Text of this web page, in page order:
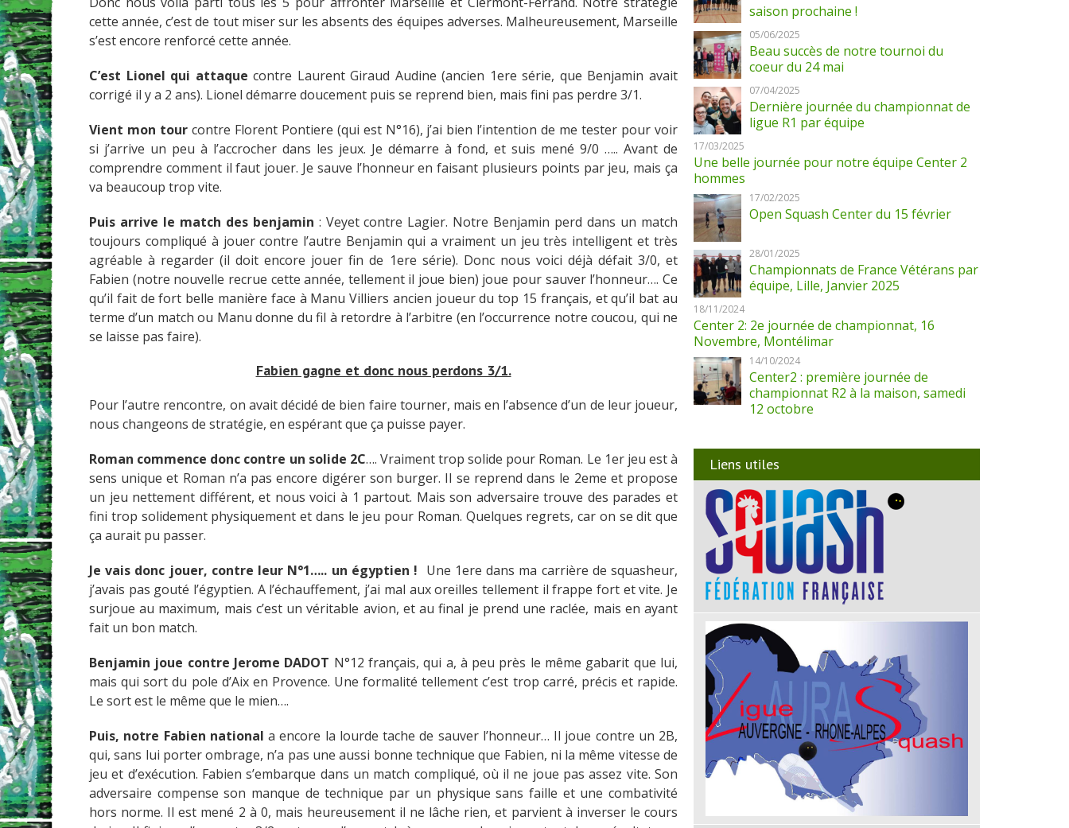
cette année, c’est de tout miser sur les absents des équipes adverses. Malheureusement, Marseille
s’est encore renforcé cette année.
C’est Lionel qui attaque contre Laurent Giraud Audine (ancien 1ere série, que Benjamin avait
corrigé il y a 2 ans). Lionel démarre doucement puis se reprend bien, mais fini pas perdre 3/1.
Vient mon tourcontre Florent Pontiere (qui est N°16), j’ai bien l’intention de me tester pour voir
si j’arrive un peu à l’accrocher dans les jeux. Je démarre à fond, et suis mené 9/0 ….. Avant de
comprendre comment il faut jouer. Je sauve l’honneur en faisant plusieurs points par jeu, mais ça
va beaucoup trop vite.
Puis arrive le match des benjamin : Veyet contre Lagier. Notre Benjamin perd dans un match
toujours compliqué à jouer contre l’autre Benjamin qui a vraiment un jeu très intelligent et très
agréable à regarder (il doit encore jouer fin de 1ere série). Donc nous voici déjà défait 3/0, et
Fabien (notre nouvelle recrue cette année, tellement il joue bien) joue pour sauver l’honneur…. Ce
qu’il fait de fort belle manière face à Manu Villiers ancien joueur du top 15 français, et qu’il bat au
terme d’un match ou Manu donne du fil à retordre à l’arbitre (en l’occurrence notre coucou, qui ne
se laisse pas faire).
Fabien gagne et donc nous perdons 3/1.
Pour l’autre rencontre, on avait décidé de bien faire tourner, mais en l’absence d’un de leur joueur,
nous changeons de stratégie, en espérant que ça puisse payer.
Roman commence donc contre un solide 2C…. Vraiment trop solide pour Roman. Le 1er jeu est à
sens unique et Roman n’a pas encore digérer son burger. Il se reprend dans le 2eme et propose
un jeu nettement différent, et nous voici à 1 partout. Mais son adversaire trouve des parades et
fini trop solidement physiquement et dans le jeu pour Roman. Quelques regrets, car on se dit que
ça aurait pu passer.
Je vais donc jouer, contre leur N°1….. un égyptien ! Une 1ere dans ma carrière de squasheur,
j’avais pas gouté l’égyptien. A l’échauffement, j’ai mal aux oreilles tellement il frappe fort et vite. Je
surjoue au maximum, mais c’est un véritable avion, et au final je prend une raclée, mais en ayant
fait un bon match.
Benjamin joue contre Jerome DADOT N°12 français, qui a, à peu près le même gabarit que lui,
mais qui sort du pole d’Aix en Provence. Une formalité tellement c’est trop carré, précis et rapide.
Le sort est le même que le mien….
Puis, notre Fabien national a encore la lourde tache de sauver l’honneur… Il joue contre un 2B,
qui, sans lui porter ombrage, n’a pas une aussi bonne technique que Fabien, ni la même vitesse de
jeu et d’exécution. Fabien s’embarque dans un match compliqué, où il ne joue pas assez vite. Son
adversaire compense son manque de technique par un physique sans faille et une combativité
hors norme. Il est mené 2 à 0, mais heureusement il ne lâche rien, et parvient à inverser le cours
saison prochaine !
05/06/2025
Beau succès de notre tournoi du
coeur du 24 mai
07/04/2025
Dernière journée du championnat de
ligue R1 par équipe
17/03/2025
Une belle journée pour notre équipe Center 2
hommes
17/02/2025
Open Squash Center du 15 février
28/01/2025
Championnats de France Vétérans par
équipe, Lille, Janvier 2025
18/11/2024
Center 2: 2e journée de championnat, 16
Novembre, Montélimar
14/10/2024
Center2 : première journée de
championnat R2 à la maison, samedi
12 octobre
Liens utiles